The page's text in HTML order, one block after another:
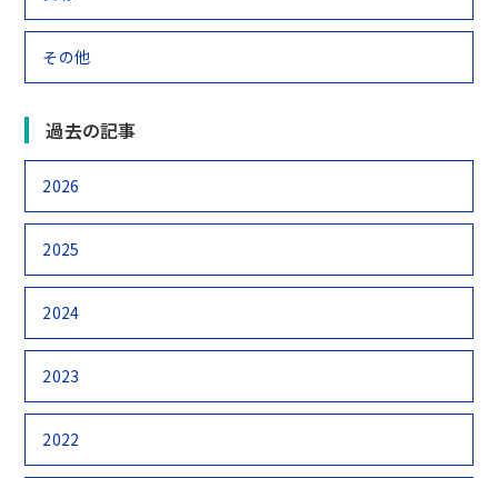
その他
過去の記事
2026
2025
2024
2023
2022